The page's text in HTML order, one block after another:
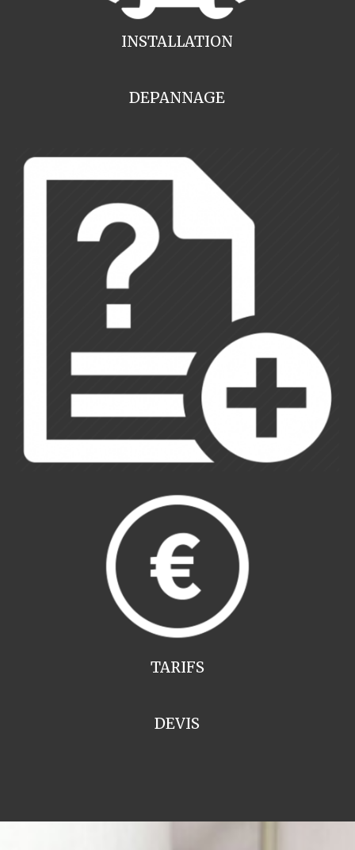
INSTALLATION
DEPANNAGE
TARIFS
DEVIS